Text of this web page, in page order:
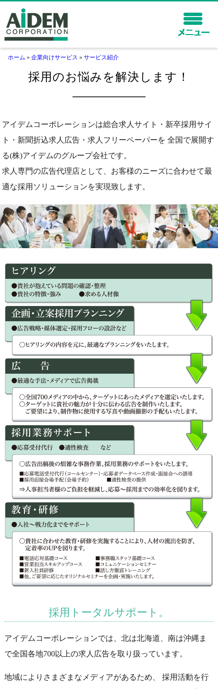
ホーム
企業向けサービス
会社情報
保険サービス 採用情報
ホーム » 企業向けサービス » サービス紹介
採用のお悩みを解決します！
アイデムコーポレーションは総合求人サイト・新卒採用サイ
ト・新聞折込求人広告・求人フリーペーパーを 全国で展開す
る(株)アイデムのグループ会社です。
求人専門の広告代理店として、お客様のニーズに合わせて最
適な採用ソリューションを実現致します。
採用トータルサポート。
アイデムコーポレーションでは、北は北海道、南は沖縄ま
で全国各地700以上の求人広告を取り扱っています。
地域によりさまざまなメディアがあるため、 採用活動を行